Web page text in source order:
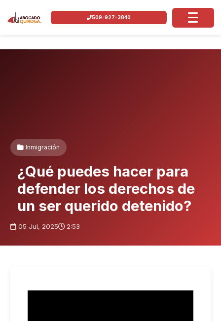
509-927-3840
Inmigración
¿Qué puedes hacer para
defender los derechos de
un ser querido detenido?
05 Jul, 2025 2:53